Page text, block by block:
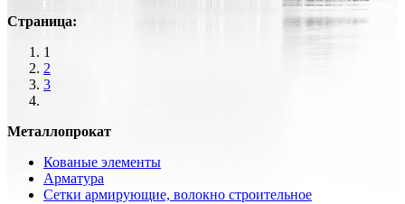
Страница:
1
2
3
Металлопрокат
Кованые элементы
Арматура
Сетки армирующие, волокно строительное